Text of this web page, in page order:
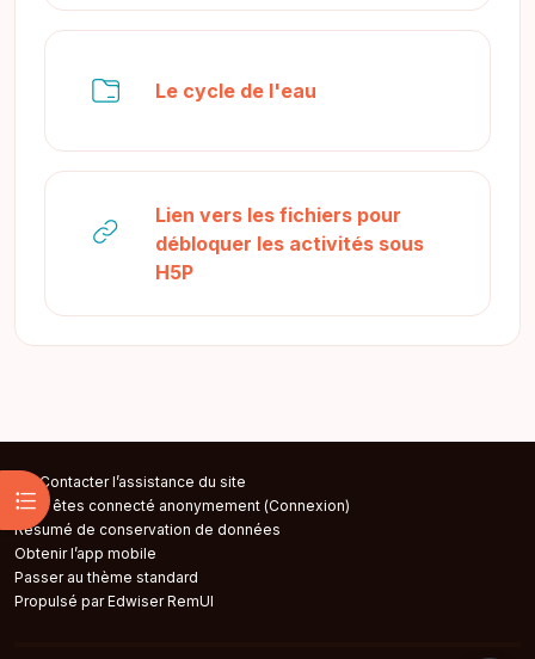
Ouvrir l’index du cours
Le cycle de l'eau
Lien vers les fichiers pour
débloquer les activités sous
H5PURL
Contacter l’assistance du site
Vous êtes connecté anonymement (Connexion)
Résumé de conservation de données
Obtenir l’app mobile
Passer au thème standard
Propulsé par Edwiser RemUI